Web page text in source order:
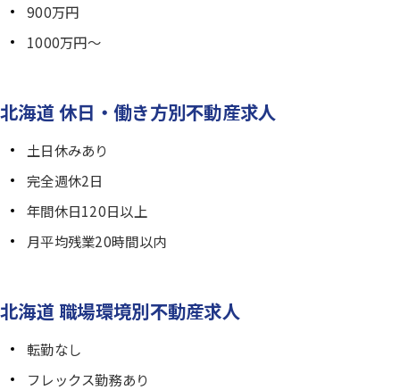
900万円
1000万円～
北海道 休日・働き方別不動産求人
土日休みあり
完全週休2日
年間休日120日以上
月平均残業20時間以内
北海道 職場環境別不動産求人
転勤なし
フレックス勤務あり